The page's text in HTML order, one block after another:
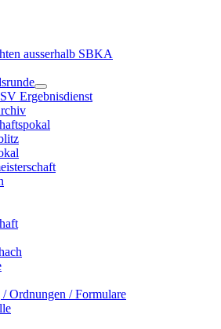
ausserhalb SBKA
Ergebnisdienst
/ Ordnungen / Formulare